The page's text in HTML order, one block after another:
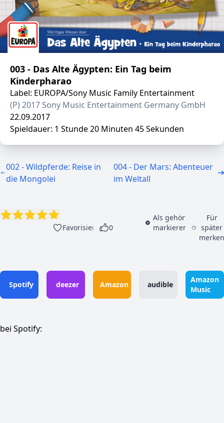
003 - Das Alte Ägypten: Ein Tag beim
Kinderpharao
Label: EUROPA/Sony Music Family Entertainment
(P) 2017 Sony Music Entertainment Germany GmbH
22.09.2017
Spieldauer: 1 Stunde 20 Minuten 45 Sekunden
002 - Wildpferde: Reise in
die Mongolei
004 - Der Mars: Abenteuer
im Weltall
Favorisieren 0
Als gehört
markieren
Für
später
Spotify deezer Amazon audible
Amazon
Music
bei Spotify: